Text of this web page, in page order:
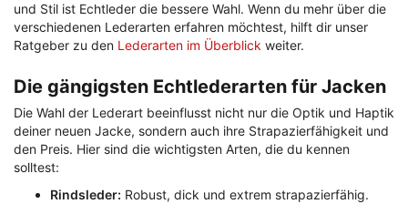
und Stil ist Echtleder die bessere Wahl. Wenn du mehr über die
verschiedenen Lederarten erfahren möchtest, hilft dir unser
Ratgeber zu den Lederarten im Überblick weiter.
Die gängigsten Echtlederarten für Jacken
Die Wahl der Lederart beeinflusst nicht nur die Optik und Haptik
deiner neuen Jacke, sondern auch ihre Strapazierfähigkeit und
den Preis. Hier sind die wichtigsten Arten, die du kennen
solltest:
Rindsleder: Robust, dick und extrem strapazierfähig.